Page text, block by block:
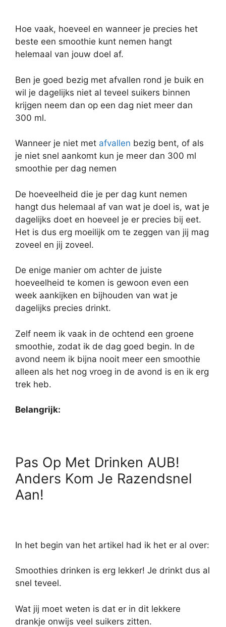
Hoe vaak, hoeveel en wanneer je precies het
beste een smoothie kunt nemen hangt
helemaal van jouw doel af.
Ben je goed bezig met afvallen rond je buik en
wil je dagelijks niet al teveel suikers binnen
krijgen neem dan op een dag niet meer dan
300 ml.
Wanneer je niet met afvallen bezig bent, of als
je niet snel aankomt kun je meer dan 300 ml
smoothie per dag nemen
De hoeveelheid die je per dag kunt nemen
hangt dus helemaal af van wat je doel is, wat je
dagelijks doet en hoeveel je er precies bij eet.
Het is dus erg moeilijk om te zeggen van jij mag
zoveel en jij zoveel.
De enige manier om achter de juiste
hoeveelheid te komen is gewoon even een
week aankijken en bijhouden van wat je
dagelijks precies drinkt.
Zelf neem ik vaak in de ochtend een groene
smoothie, zodat ik de dag goed begin. In de
avond neem ik bijna nooit meer een smoothie
alleen als het nog vroeg in de avond is en ik erg
trek heb.
Belangrijk:
Pas Op Met Drinken AUB!
Anders Kom Je Razendsnel
Aan!
In het begin van het artikel had ik het er al over:
Smoothies drinken is erg lekker! Je drinkt dus al
snel teveel.
Wat jij moet weten is dat er in dit lekkere
drankje onwijs veel suikers zitten.